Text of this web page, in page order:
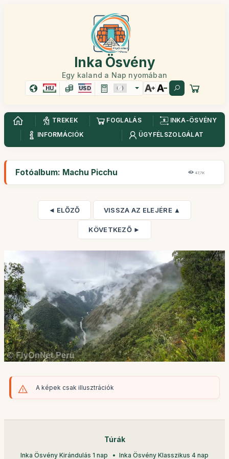
Inka Ösvény
Egy kaland a Nap nyomában
HU USD
TREKEK FOGLALÁS
INKA-ÖSVÉNY
INFORMÁCIÓK
ÜGYFÉLSZOLGÁLAT
Fotóalbum: Machu Picchu 47,7K
◄ ELŐZŐ VISSZA AZ ELEJÉRE ▲
KÖVETKEZŐ ►
A képek csak illusztrációk
Túrák
Inka Ösvény Kirándulás 1 nap Inka Ösvény Klasszikus 4 nap